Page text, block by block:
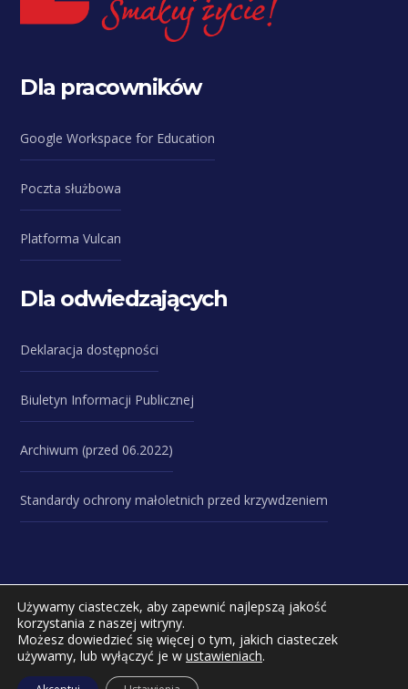
Dla pracowników
Google Workspace for Education
Poczta służbowa
Platforma Vulcan
Dla odwiedzających
Deklaracja dostępności
Biuletyn Informacji Publicznej
Archiwum (przed 06.2022)
Standardy ochrony małoletnich przed krzywdzeniem
Copyright © 2023 Zespół Szkół Specjalnych przy
Uniwersyteckim Szpitalu Dziecięcym w Lublinie ul. Prof.
Antoniego Gębali 6 20-093 Lublin
Używamy ciasteczek, aby zapewnić najlepszą jakość
korzystania z naszej witryny.
Możesz dowiedzieć się więcej o tym, jakich ciasteczek
używamy, lub wyłączyć je w ustawieniach.